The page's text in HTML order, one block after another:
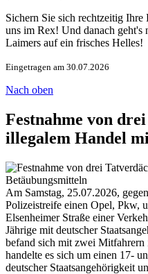
Sichern Sie sich rechtzeitig
uns im Rex! Und danach geht's
Laimers auf ein frisches Helles!
Eingetragen am 30.07.2026
Nach oben
Festnahme von
illegalem Handel
Am Samstag, 25.07.2026,
Polizeistreife einen Opel, Pkw,
Elsenheimer Straße einer
Jährige mit deutscher
befand sich mit zwei
handelte es sich um einen 17-
deutscher Staatsangehörigkeit